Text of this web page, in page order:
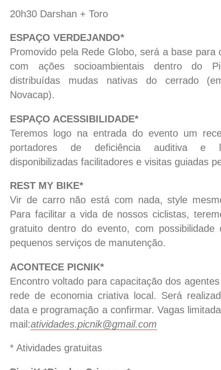
20h30 Darshan + Toro
ESPAÇO VERDEJANDO*
Promovido pela Rede Globo, será a base para
com ações socioambientais dentro do
distribuídas mudas nativas do cerrado
Novacap).
ESPAÇO ACESSIBILIDADE*
Teremos logo na entrada do evento um
portadores de deficiência auditiva e
disponibilizadas facilitadores e visitas guiadas
REST MY BIKE*
Vir de carro não está com nada, style
Para facilitar a vida de nossos ciclistas,
gratuito dentro do evento, com possibilidade
pequenos serviços de manutenção.
ACONTECE PICNIK*
Encontro voltado para capacitação dos
rede de economia criativa local. Será
data e programação a confirmar. Vagas
mail:atividades.picnik@gmail.com
* Atividades gratuitas